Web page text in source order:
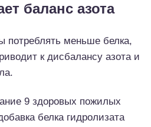
баланс азота
меньше белка,
к дисбалансу азота и
9 здоровых пожилых
белка гидролизата